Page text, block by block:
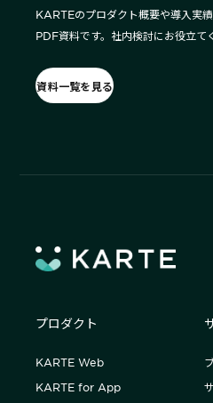
KARTEのプロダクト概要や導入実
PDF資料です。社内検討にお役立て
資料一覧を見る
プロダクト
KARTE Web
KARTE for App